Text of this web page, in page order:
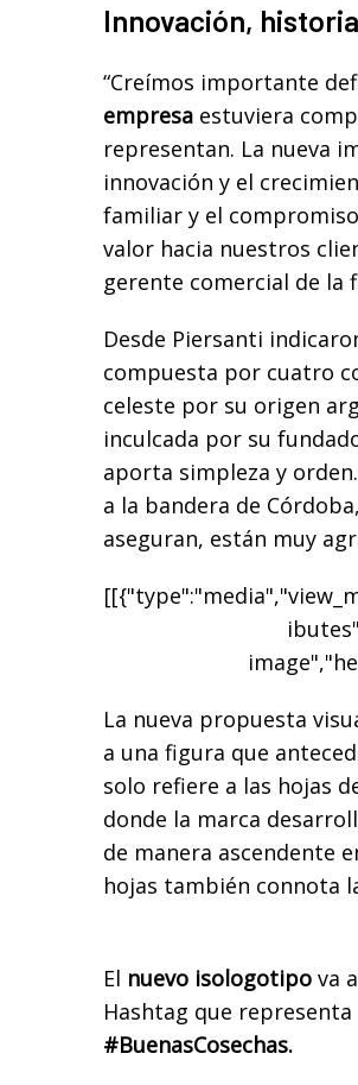
Innovación,
“Creímos importante
empresa estuviera
representan. La nueva
innovación y el
familiar y el
valor hacia nuestros
gerente comercial de la
Desde Piersanti
compuesta por cuatro
celeste por su origen
inculcada por su
aporta simpleza y
a la bandera de
aseguran, están muy
La nueva propuesta
a una figura que
solo refiere a las hojas
donde la marca
de manera ascendente
hojas también connota
El nuevo isologotipo va
Hashtag que
#BuenasCosechas.